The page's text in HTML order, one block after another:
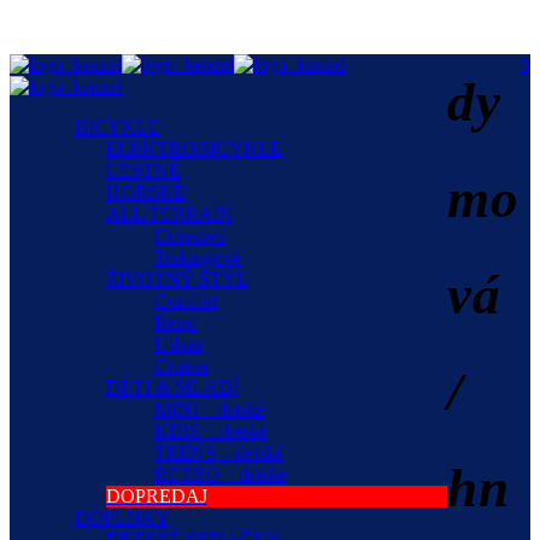
BICYKLE
ELEKTROBICYKLE
CESTNÉ
HORSKÉ
ALL TERRAIN
Crossové
Trekingové
ŽIVOTNÝ ŠTÝL
Comfort
Retro
Urban
Cruiser
DETI & MLADÍ
MINI – detské
KIDS – detské
TEENS – detské
RETRO – detské
DOPREDAJ
DOPLNKY
0
dy
mo
vá
/
hn